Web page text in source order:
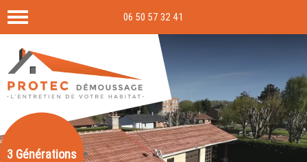
06 50 57 32 41
3 Générations